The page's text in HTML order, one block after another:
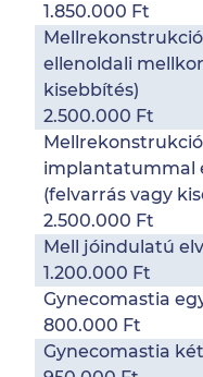
1.850.000 Ft
ellenoldali
kisebbítés)
2.500.000 Ft
implantatummal
(felvarrás vagy
2.500.000 Ft
Mell jóindulatú
1.200.000 Ft
Gynecomastia
800.000 Ft
Gynecomastia